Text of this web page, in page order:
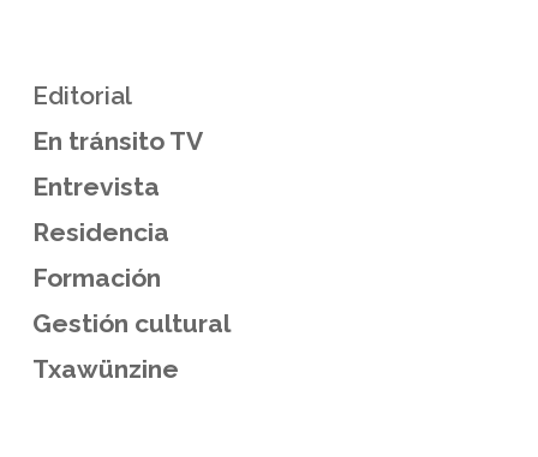
Editorial
En tránsito TV
Entrevista
Residencia
Formación
Gestión cultural
Txawünzine